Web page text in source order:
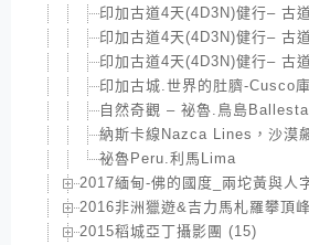
印加古道4天(4D3N)健行– 古
印加古道4天(4D3N)健行– 古
印加古道4天(4D3N)健行– 古
印加古城.世界的肚臍-Cusco
自然奇觀 – 祕魯.鳥島
納斯卡線Nazca Lines，沙漠
祕魯Peru.利馬Lima
2017緬甸-佛的國度_兩坨黃與人
2016非洲獵遊&吉力馬札羅攀頂
2015稻城亞丁攝影團 (15)